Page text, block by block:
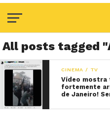
All posts tagged
CINEMA / TV
Vídeo mostra
fortemente
de Janeiro!